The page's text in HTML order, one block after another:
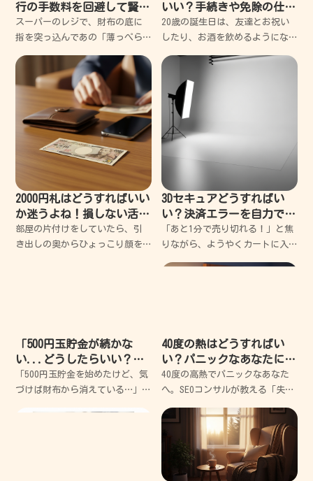
行の手数料を回避して賢く
使い切るコツ
スーパーのレジで、財布の底に
指を突っ込んであの「薄っぺら
えめに言っても苦痛だ。 後ろに
並ぶおじさんの舌打ちが聞こえ
てくるような気がして、結局諦
めて千円札を出してしまう
いい？手続きや免除の仕組
みを優しく教えるね
20歳の誕生日は、友達とお祝い
したり、お酒を飲めるようにな
った気分でワクワクするよね。
でも、そんな楽しい気分のとこ
ろに、日本年金機構から「国民
年金」と書かれた青い封筒やハ
ガ
2000円札はどうすればいい
か迷うよね！損しない活用
法を失敗談から紹介
部屋の片付けをしていたら、引
き出しの奥からひょっこり顔を
入
3Dセキュアどうすればい
い？決済エラーを自力で突
破する超簡単解決ガイド
「あと1分で売り切れる！」と焦
りながら、ようやくカートに入
「500円玉貯金が続かな
い...どうしたらいい？」
挫折だらけの私でも10万円
貯めた3つのコツ
「500円玉貯金を始めたけど、気
づけば財布から消えている…」そ
40度の熱はどうすればい
い？パニックなあなたに寄
り添う、失敗しない緊急対
処ガイド
40度の高熱でパニックなあなた
へ。SEOコンサルが教える「失敗
「40.0」という数字が出た瞬
間、頭が真っ白になって心臓が
バクバクしますよね。 私も過去
に一人暮らしで